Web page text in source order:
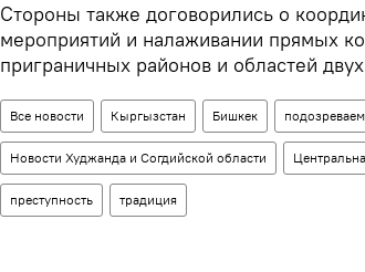
Стороны также договорились о
мероприятий и налаживании прямых
приграничных районов и областей двух
Все новости Кыргызстан Бишкек
Новости Худжанда и Согдийской области
преступность традиция